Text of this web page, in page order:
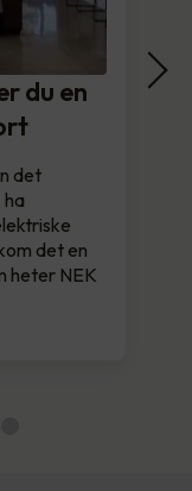
du en
det
det en
heter NEK